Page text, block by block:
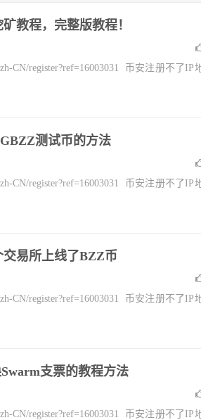
教程，完整版教程！
CN/register?ref=16003031 币安注册不了IP
测试币的方法
CN/register?ref=16003031 币安注册不了IP
易所上线了BZZ币
CN/register?ref=16003031 币安注册不了IP
支票的教程方法
CN/register?ref=16003031 币安注册不了IP